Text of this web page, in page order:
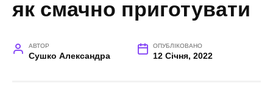
як смачно приготувати
АВТОР
Сушко Александра
ОПУБЛІКОВАНО
12 Січня, 2022